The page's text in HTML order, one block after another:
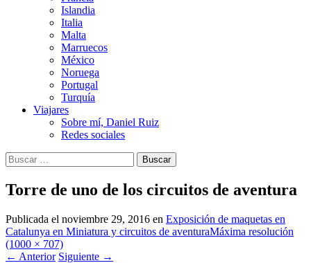
Islandia
Italia
Malta
Marruecos
México
Noruega
Portugal
Turquía
Viajares
Sobre mí, Daniel Ruiz
Redes sociales
Buscar:
Torre de uno de los circuitos de aventura
Publicada el noviembre 29, 2016 en Exposición de maquetas en
Catalunya en Miniatura y circuitos de aventuraMáxima resolución
(1000 × 707)
← Anterior Siguiente →